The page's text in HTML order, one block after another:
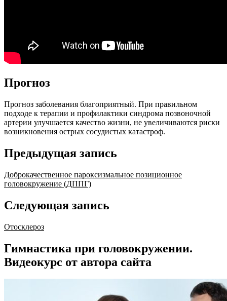
Прогноз
Прогноз заболевания благоприятный. При правильном
подходе к терапии и профилактики синдрома позвоночной
артерии улучшается качество жизни, не увеличиваются риски
возникновения острых сосудистых катастроф.
Предыдущая запись
Доброкачественное пароксизмальное позиционное
головокружение (ДППГ)
Следующая запись
Отосклероз
Гимнастика при головокружении.
Видеокурс от автора сайта